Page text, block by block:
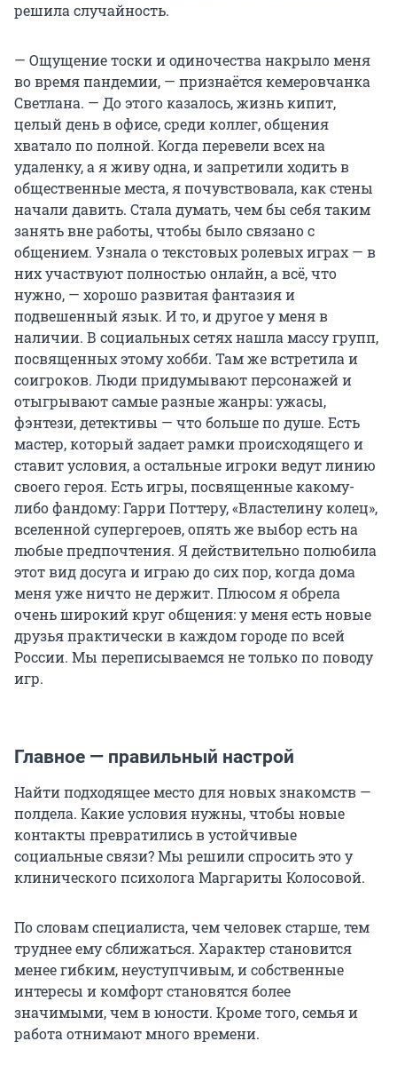
решила случайность.
— Ощущение тоски и одиночества накрыло меня
во время пандемии, — признаётся кемеровчанка
Светлана. — До этого казалось, жизнь кипит,
целый день в офисе, среди коллег, общения
хватало по полной. Когда перевели всех на
удаленку, а я живу одна, и запретили ходить в
общественные места, я почувствовала, как стены
начали давить. Стала думать, чем бы себя таким
занять вне работы, чтобы было связано с
общением. Узнала о текстовых ролевых играх — в
них участвуют полностью онлайн, а всё, что
нужно, — хорошо развитая фантазия и
подвешенный язык. И то, и другое у меня в
наличии. В социальных сетях нашла массу групп,
посвященных этому хобби. Там же встретила и
соигроков. Люди придумывают персонажей и
отыгрывают самые разные жанры: ужасы,
фэнтези, детективы — что больше по душе. Есть
мастер, который задает рамки происходящего и
ставит условия, а остальные игроки ведут линию
своего героя. Есть игры, посвященные какому-
либо фандому: Гарри Поттеру, «Властелину колец»,
вселенной супергероев, опять же выбор есть на
любые предпочтения. Я действительно полюбила
этот вид досуга и играю до сих пор, когда дома
меня уже ничто не держит. Плюсом я обрела
очень широкий круг общения: у меня есть новые
друзья практически в каждом городе по всей
России. Мы переписываемся не только по поводу
игр.
Главное — правильный настрой
Найти подходящее место для новых знакомств —
полдела. Какие условия нужны, чтобы новые
контакты превратились в устойчивые
социальные связи? Мы решили спросить это у
клинического психолога Маргариты Колосовой.
По словам специалиста, чем человек старше, тем
труднее ему сближаться. Характер становится
менее гибким, неуступчивым, и собственные
интересы и комфорт становятся более
значимыми, чем в юности. Кроме того, семья и
работа отнимают много времени.